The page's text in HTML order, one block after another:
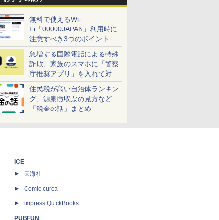
無料で使えるWi-
Fi「00000JAPAN」利用時に
注意すべき3つのポイント
急増する国際電話による特殊
詐欺、家族のスマホに「警察
庁推奨アプリ」を入れて対策
しよう！
住民税が高い自治体ランキン
グ、源泉徴収票の見方など
「税金の話」まとめ
ICE
天海社
Comic curea
impress QuickBooks
PUBFUN